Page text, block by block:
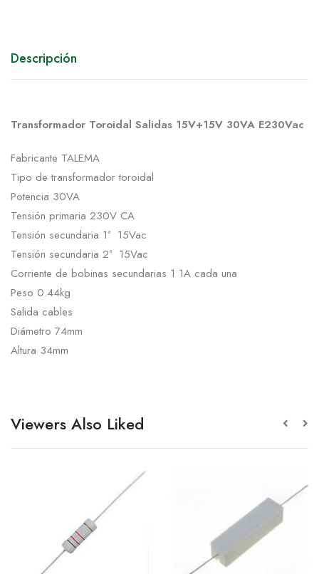
Descripción
Transformador Toroidal Salidas 15V+15V 30VA E230Vac
Fabricante TALEMA
Tipo de transformador toroidal
Potencia 30VA
Tensión primaria 230V CA
Tensión secundaria 1ª 15Vac
Tensión secundaria 2ª 15Vac
Corriente de bobinas secundarias 1 1A cada una
Peso 0.44kg
Salida cables
Diámetro 74mm
Altura 34mm
Viewers Also Liked